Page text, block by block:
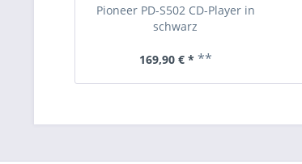
Pioneer PD-S502 CD-Player in
schwarz
169,90 € * **